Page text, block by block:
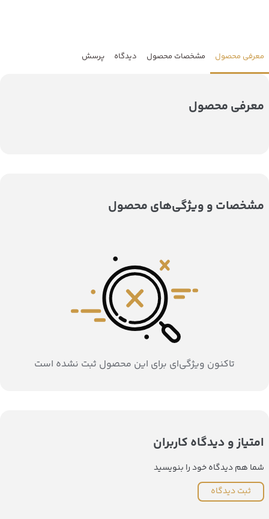
معرفی محصول مشخصات محصول دیدگاه پرسش
معرفی محصول
مشخصات و ویژگی‌های محصول
تاکنون ویژگی‌ای برای این محصول ثبت نشده است
امتیاز و دیدگاه کاربران
شما هم دیدگاه خود را بنویسید
ثبت دیدگاه